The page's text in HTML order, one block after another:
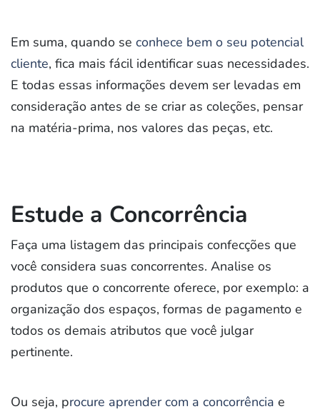
Em suma, quando se conhece bem o seu potencial
cliente, fica mais fácil identificar suas necessidades.
E todas essas informações devem ser levadas em
consideração antes de se criar as coleções, pensar
na matéria-prima, nos valores das peças, etc.
Estude a Concorrência
Faça uma listagem das principais confecções que
você considera suas concorrentes. Analise os
produtos que o concorrente oferece, por exemplo: a
organização dos espaços, formas de pagamento e
todos os demais atributos que você julgar
pertinente.
Ou seja, procure aprender com a concorrência e